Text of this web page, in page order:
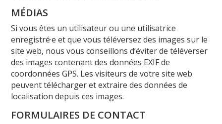
MÉDIAS
Si vous êtes un utilisateur ou une utilisatrice
enregistré·e et que vous téléversez des images sur le
site web, nous vous conseillons d’éviter de téléverser
des images contenant des données EXIF de
coordonnées GPS. Les visiteurs de votre site web
peuvent télécharger et extraire des données de
localisation depuis ces images.
FORMULAIRES DE CONTACT